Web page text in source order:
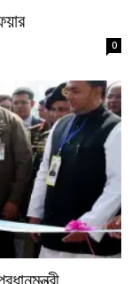
0